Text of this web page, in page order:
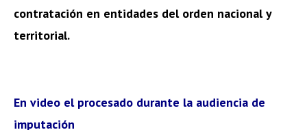
contratación en entidades del orden nacional y
territorial.
En video el procesado durante la audiencia de
imputación